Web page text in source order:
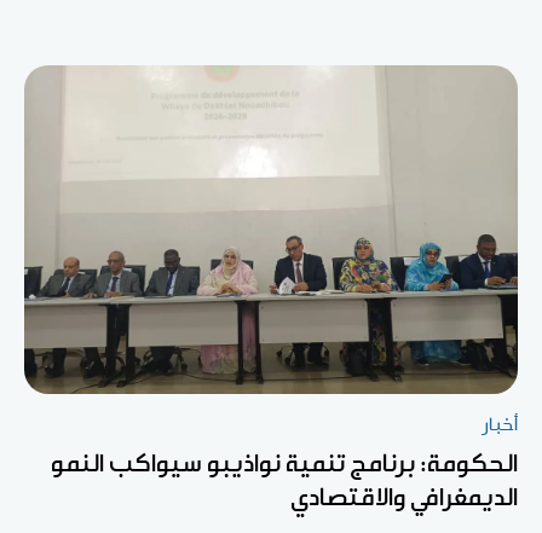
أخبار
الحكومة: برنامج تنمية نواذيبو سيواكب النمو
الديمغرافي والاقتصادي